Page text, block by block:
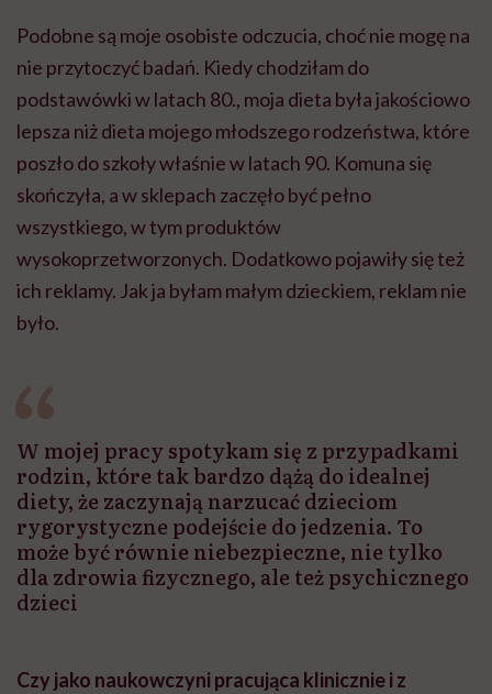
Podobne są moje osobiste odczucia, choć nie mogę na
nie przytoczyć badań. Kiedy chodziłam do
podstawówki w latach 80., moja dieta była jakościowo
lepsza niż dieta mojego młodszego rodzeństwa, które
poszło do szkoły właśnie w latach 90. Komuna się
skończyła, a w sklepach zaczęło być pełno
wszystkiego, w tym produktów
wysokoprzetworzonych. Dodatkowo pojawiły się też
ich reklamy. Jak ja byłam małym dzieckiem, reklam nie
było.
W mojej pracy spotykam się z przypadkami
rodzin, które tak bardzo dążą do idealnej
diety, że zaczynają narzucać dzieciom
rygorystyczne podejście do jedzenia. To
może być równie niebezpieczne, nie tylko
dla zdrowia fizycznego, ale też psychicznego
dzieci
Czy jako naukowczyni pracująca klinicznie i z